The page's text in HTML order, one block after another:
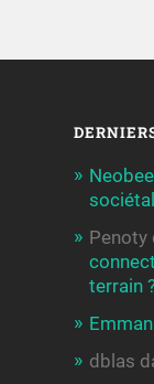
Neobee
Penoty
terrain
dblas